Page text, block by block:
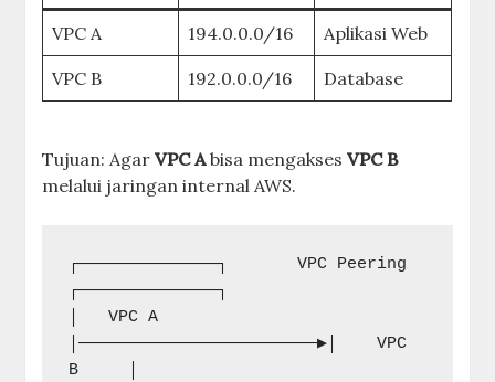
VPC A 194.0.0.0/16 Aplikasi Web
VPC B 192.0.0.0/16 Database
Tujuan: AgarVPC Abisa mengaksesVPC B
melalui jaringan internal AWS.
┌──────────────┐       VPC Peering
┌──────────────┐
│   VPC A
│────────────────────────▶│    VPC
B     │